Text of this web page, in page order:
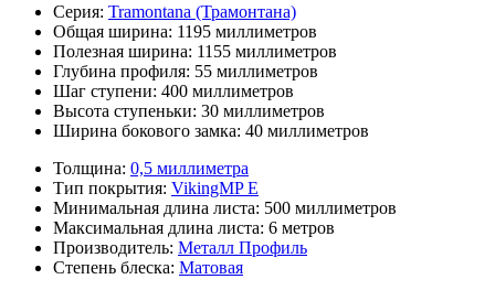
Серия: Tramontana (Трамонтана)
Общая ширина: 1195 миллиметров
Полезная ширина: 1155 миллиметров
Глубина профиля: 55 миллиметров
Шаг ступени: 400 миллиметров
Высота ступеньки: 30 миллиметров
Ширина бокового замка: 40 миллиметров
Толщина: 0,5 миллиметра
Тип покрытия: VikingMP E
Минимальная длина листа: 500 миллиметров
Максимальная длина листа: 6 метров
Производитель: Металл Профиль
Степень блеска: Матовая